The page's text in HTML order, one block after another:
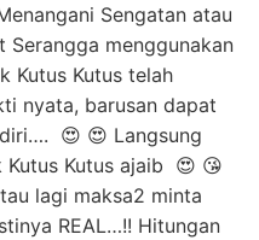
Sengatan atau
Serangga menggunakan
Kutus Kutus telah
nyata, barusan dapat
😍 😍 Langsung
Kutus ajaib 😍 😘
lagi maksa2 minta
REAL…!! Hitungan